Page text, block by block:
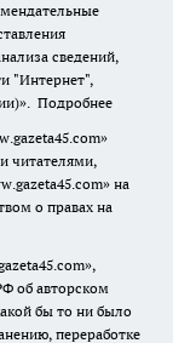
сведений,
"Интернет",
Подробнее
читателями,
на
о правах на
об авторском
бы то ни было
переработке